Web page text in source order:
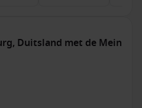
Duitsland met de Mein